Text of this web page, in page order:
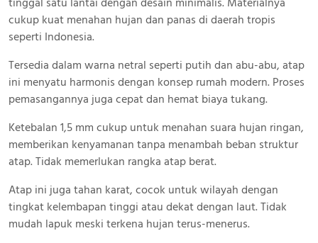
cukup kuat menahan hujan dan panas di daerah tropis
seperti Indonesia.
Tersedia dalam warna netral seperti putih dan abu-abu, atap
ini menyatu harmonis dengan konsep rumah modern. Proses
pemasangannya juga cepat dan hemat biaya tukang.
Ketebalan 1,5 mm cukup untuk menahan suara hujan ringan,
memberikan kenyamanan tanpa menambah beban struktur
atap. Tidak memerlukan rangka atap berat.
Atap ini juga tahan karat, cocok untuk wilayah dengan
tingkat kelembapan tinggi atau dekat dengan laut. Tidak
mudah lapuk meski terkena hujan terus-menerus.